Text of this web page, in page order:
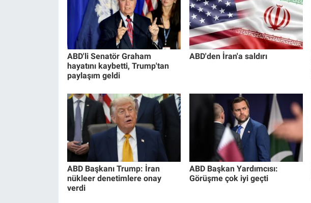
ABD'li Senatör Graham
hayatını kaybetti, Trump'tan
paylaşım geldi
ABD'den İran'a saldırı
ABD Başkanı Trump: İran
nükleer denetimlere onay
verdi
ABD Başkan Yardımcısı:
Görüşme çok iyi geçti